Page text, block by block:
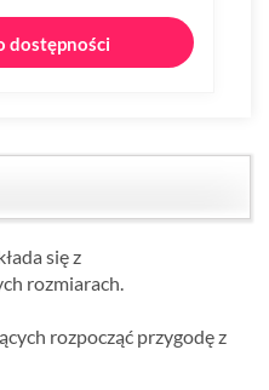
dostępności
się z
rozmiarach.
rozpocząć przygodę z